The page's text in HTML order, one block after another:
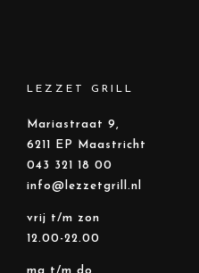
LEZZET GRILL
Mariastraat 9,
6211 EP Maastricht
043 321 18 00
info@lezzetgrill.nl
vrij t/m zon
12.00-22.00
ma t/m do